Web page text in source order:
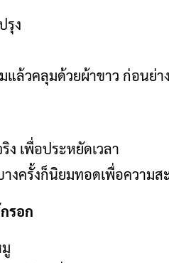
รุง
แล้วคลุมด้วยผ้าขาว ก่อนย่า
ง เพื่อประหยัดเวลา
งครั้งก็นิยมทอดเพื่อความส
รอก